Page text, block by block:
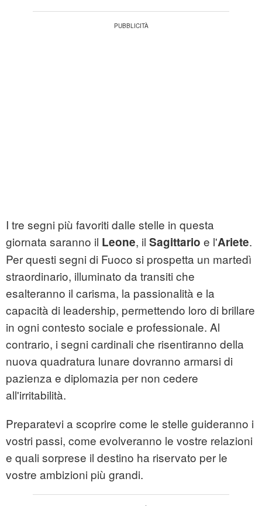
I tre segni più favoriti dalle stelle in questa
giornata saranno il Leone, il Sagittario e l'Ariete.
Per questi segni di Fuoco si prospetta un martedì
straordinario, illuminato da transiti che
esalteranno il carisma, la passionalità e la
capacità di leadership, permettendo loro di brillare
in ogni contesto sociale e professionale. Al
contrario, i segni cardinali che risentiranno della
nuova quadratura lunare dovranno armarsi di
pazienza e diplomazia per non cedere
all'irritabilità.
Preparatevi a scoprire come le stelle guideranno i
vostri passi, come evolveranno le vostre relazioni
e quali sorprese il destino ha riservato per le
vostre ambizioni più grandi.